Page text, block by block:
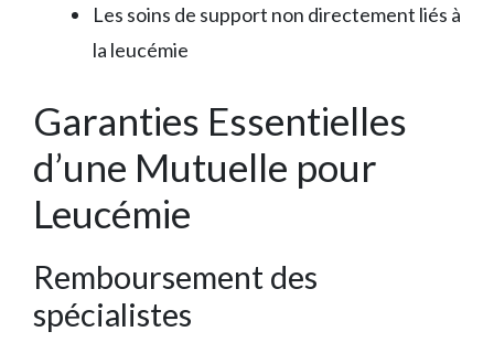
Les soins de support non directement liés à
la leucémie
Garanties Essentielles
d’une Mutuelle pour
Leucémie
Remboursement des
spécialistes